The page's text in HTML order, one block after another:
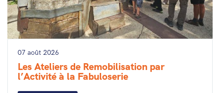
07 août 2026
Les Ateliers de Remobilisation par
l’Activité à la Fabuloserie